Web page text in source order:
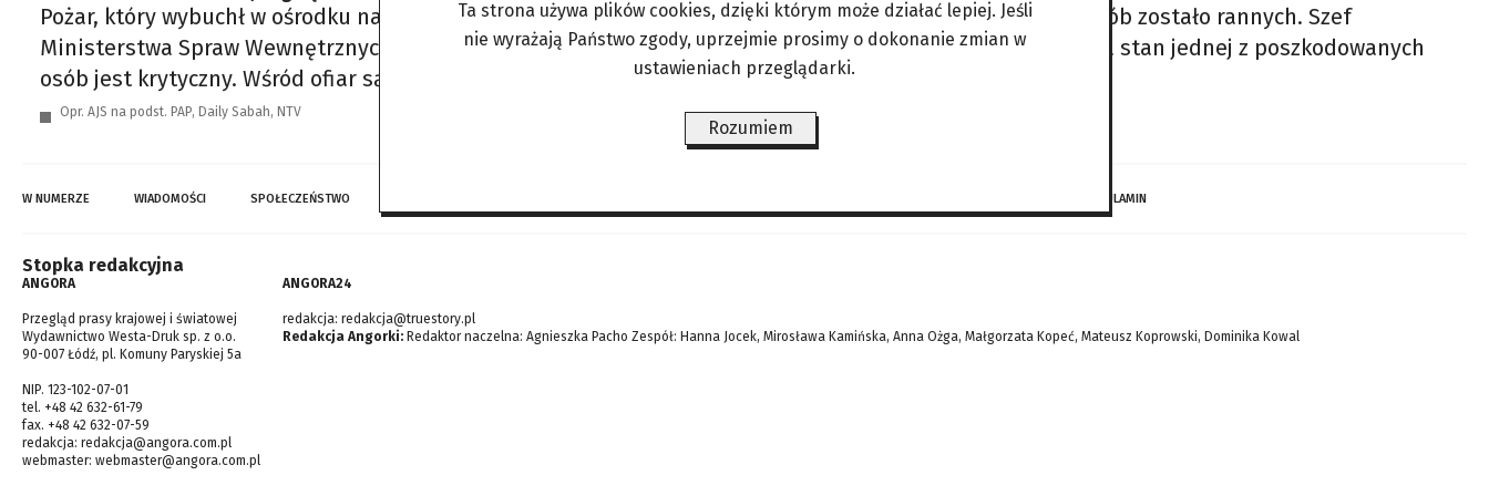
Pożar, który wybuchł w ośrodku narciarskim Kartalkaya w prowincji Bolu w Turcji, pochłonął 76 ofiar, a 51 osób zostało rannych. Szef
Ministerstwa Spraw Wewnętrznych, Ali Yerlikaya, poinformował, że dotychczas zidentyfikowano 52 ofiary, a stan jednej z poszkodowanych
osób jest krytyczny. Wśród ofiar są osoby, które przyjechały na ferie zimowe – zginęły całe rodziny, w tym
Opr. AJS na podst. PAP, Daily Sabah, NTV
W NUMERZE WIADOMOŚCI SPOŁECZEŃSTWO REGULAMIN
Stopka redakcyjna
ANGORA
Przegląd prasy krajowej i światowej
Wydawnictwo Westa-Druk sp. z o.o.
90-007 Łódź, pl. Komuny Paryskiej 5a
NIP. 123-102-07-01
tel. +48 42 632-61-79
fax. +48 42 632-07-59
redakcja: redakcja@angora.com.pl
webmaster: webmaster@angora.com.pl
ANGORA24
redakcja: redakcja@truestory.pl
Redakcja Angorki: Redaktor naczelna: Agnieszka Pacho Zespół: Hanna Jocek, Mirosława Kamińska, Anna Ożga, Małgorzata Kopeć, Mateusz Koprowski, Dominika Kowal
Ta strona używa plików cookies, dzięki którym może działać lepiej. Jeśli
nie wyrażają Państwo zgody, uprzejmie prosimy o dokonanie zmian w
ustawieniach przeglądarki.
Rozumiem